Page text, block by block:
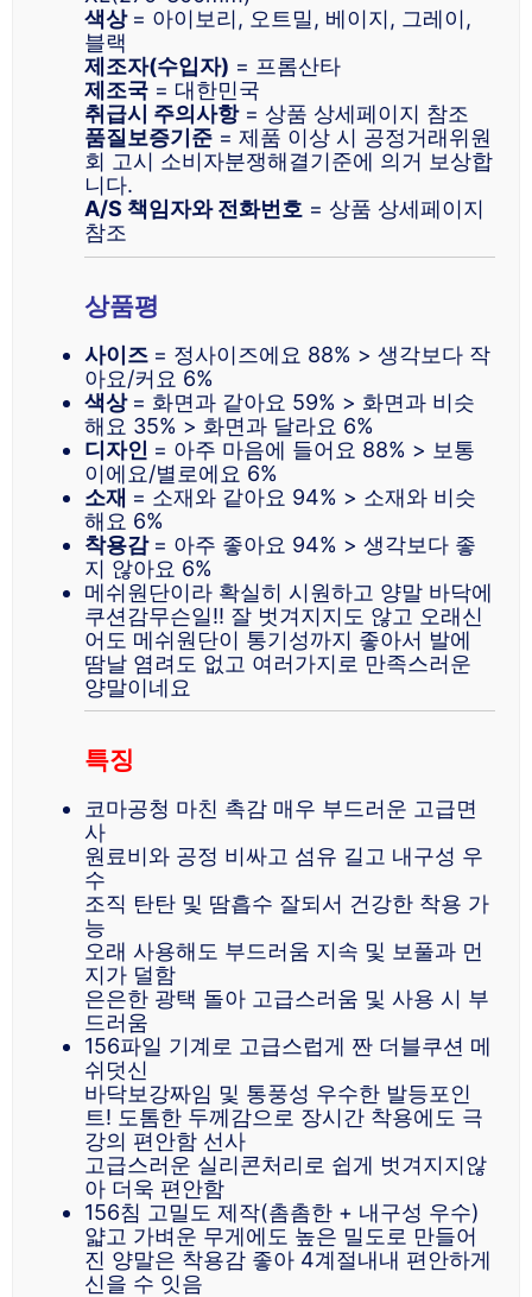
색상 = 아이보리, 오트밀, 베이지, 그레이,
블랙
제조자(수입자) = 프롬산타
제조국 = 대한민국
취급시 주의사항= 상품 상세페이지 참조
품질보증기준 = 제품 이상 시 공정거래위원
회 고시 소비자분쟁해결기준에 의거 보상합
니다.
A/S 책임자와 전화번호 = 상품 상세페이지
참조
상품평
사이즈 = 정사이즈에요 88% > 생각보다 작
아요/커요 6%
색상 = 화면과 같아요 59% > 화면과 비슷
해요 35% > 화면과 달라요 6%
디자인 = 아주 마음에 들어요 88% > 보통
이에요/별로에요 6%
소재 = 소재와 같아요 94% > 소재와 비슷
해요 6%
착용감 = 아주 좋아요 94% > 생각보다 좋
지 않아요 6%
메쉬원단이라 확실히 시원하고 양말 바닥에
쿠션감무슨일!! 잘 벗겨지지도 않고 오래신
어도 메쉬원단이 통기성까지 좋아서 발에
땀날 염려도 없고 여러가지로 만족스러운
양말이네요
특징
코마공청 마친 촉감 매우 부드러운 고급면
사
원료비와 공정 비싸고 섬유 길고 내구성 우
수
조직 탄탄 및 땀흡수 잘되서 건강한 착용 가
능
오래 사용해도 부드러움 지속 및 보풀과 먼
지가 덜함
은은한 광택 돌아 고급스러움 및 사용 시 부
드러움
156파일 기계로 고급스럽게 짠 더블쿠션 메
쉬덧신
바닥보강짜임 및 통풍성 우수한 발등포인
트! 도톰한 두께감으로 장시간 착용에도 극
강의 편안함 선사
고급스러운 실리콘처리로 쉽게 벗겨지지않
아 더욱 편안함
156침 고밀도 제작(촘촘한 + 내구성 우수)
얇고 가벼운 무게에도 높은 밀도로 만들어
진 양말은 착용감 좋아 4계절내내 편안하게
신을 수 잇음